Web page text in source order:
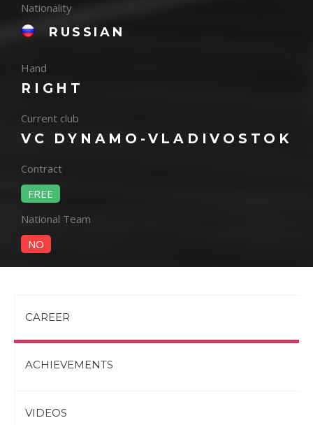
Nationality
RUSSIAN
Hand
RIGHT
Current club
VC DYNAMO-VLADIVOSTOK
Contract
FREE
National Team
NO
CAREER
ACHIEVEMENTS
VIDEOS